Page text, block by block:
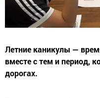
Летние каникулы —
вместе с тем и период,
дорогах.